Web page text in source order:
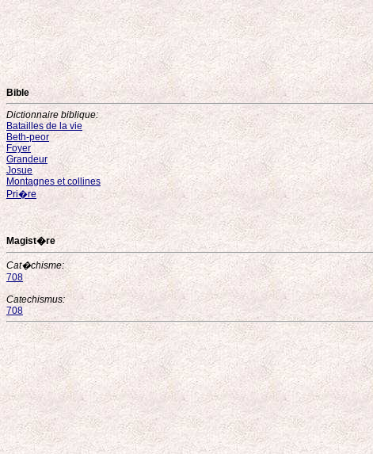
Bible
Dictionnaire biblique:
Batailles de la vie
Beth-peor
Foyer
Grandeur
Josue
Montagnes et collines
Pri�re
Magist�re
Cat�chisme:
708
Catechismus:
708